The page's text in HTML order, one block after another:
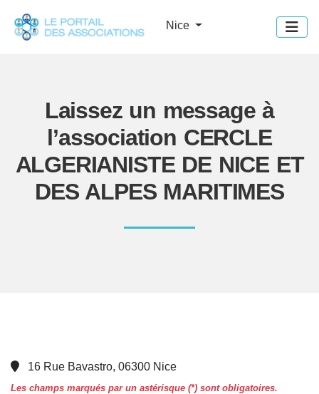
Nice
Laissez un message à
l’association CERCLE
ALGERIANISTE DE NICE ET
DES ALPES MARITIMES
16 Rue Bavastro, 06300 Nice
Les champs marqués par un astérisque (*) sont obligatoires.